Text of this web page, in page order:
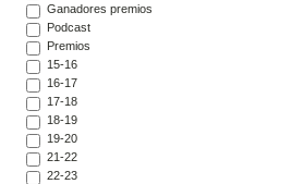
Ganadores premios
Podcast
Premios
15-16
16-17
17-18
18-19
19-20
21-22
22-23